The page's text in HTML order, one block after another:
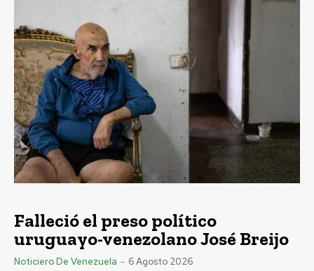
Falleció el preso político
uruguayo-venezolano José Breijo
Noticiero De Venezuela - 6 Agosto 2026